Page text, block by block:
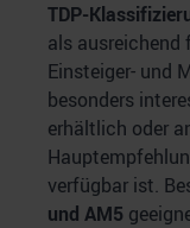
TDP-
als ausreichend
Einsteiger- und
besonders
erhältlich oder
verfügbar ist.
und AM5